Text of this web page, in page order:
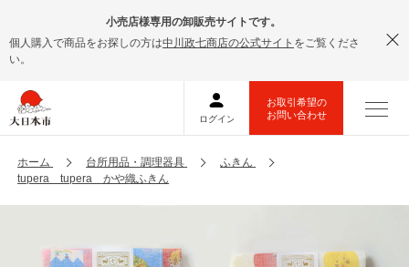
小売店様専用の卸販売サイトです。
個人購入で商品をお探しの方は中川政七商店の公式サイト をご覧くださ
い。
ホーム 台所用品・調理器具
ふきん
tupera tupera かや織ふきん